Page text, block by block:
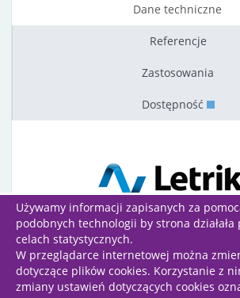
Używamy informacji zapisanych za
podobnych technologii by strona działała
celach statystycznych.
W przeglądarce internetowej można
dotyczące plików cookies. Korzystanie z
zmiany ustawień dotyczących cookies
Dane techniczne
Referencje
Zastosowania
Dostępność
Wszelkie prawa zastrzeżone | Projekt i